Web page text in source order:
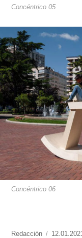
Concéntrico 05
Concéntrico 06
https://
Redacción
Publicado
12.01.2021